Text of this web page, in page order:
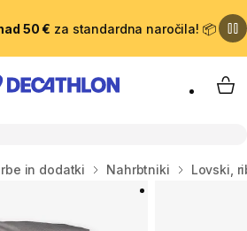
50 € za standardna naročila! 📦
in dodatki Nahrbtniki Lovski,